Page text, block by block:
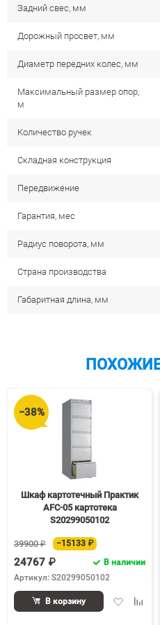
Задний свес, мм
Дорожный просвет, мм
Диаметр передних колес, мм
Максимальный размер опор,
м
Количество ручек
Складная конструкция
Передвижение
Гарантия, мес
Радиус поворота, мм
Страна производства
Габаритная длина, мм
−38%
Шкаф картотечный Практик
AFC-05 картотека
S20299050102
39900 ₽ −15133 ₽
24767 ₽
В наличии
Артикул: S20299050102
Добавить
В корзину